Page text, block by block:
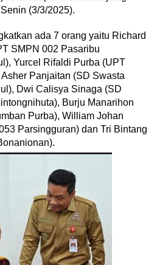
(3/3/2025).
ada 7 orang yaitu Richard
SMPN 002 Pasaribu
Yurcel Rifaldi Purba (UPT
Panjaitan (SD Swasta
Dwi Calisya Sinaga (SD
Burju Manarihon
Purba), William Johan
Parsingguran) dan Tri Bintang